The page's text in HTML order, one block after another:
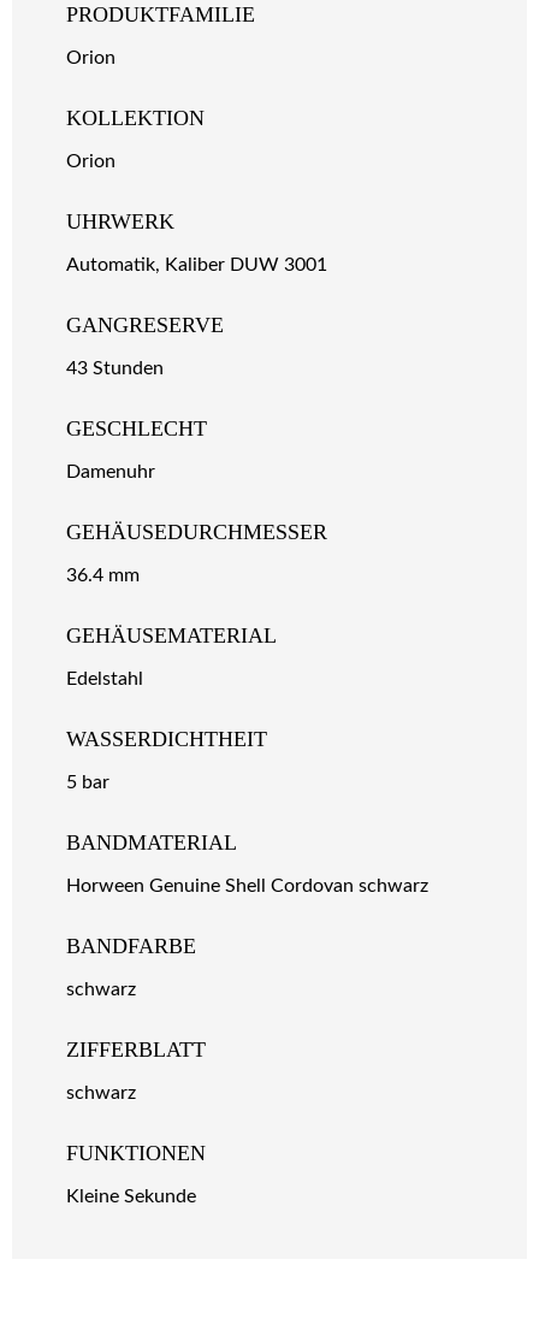
PRODUKTFAMILIE
Orion
KOLLEKTION
Orion
UHRWERK
Automatik, Kaliber DUW 3001
GANGRESERVE
43 Stunden
GESCHLECHT
Damenuhr
GEHÄUSEDURCHMESSER
36.4 mm
GEHÄUSEMATERIAL
Edelstahl
WASSERDICHTHEIT
5 bar
BANDMATERIAL
Horween Genuine Shell Cordovan schwarz
BANDFARBE
schwarz
ZIFFERBLATT
schwarz
FUNKTIONEN
Kleine Sekunde